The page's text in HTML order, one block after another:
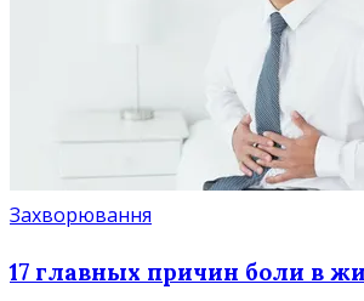
Захворювання
17 главных причин боли в